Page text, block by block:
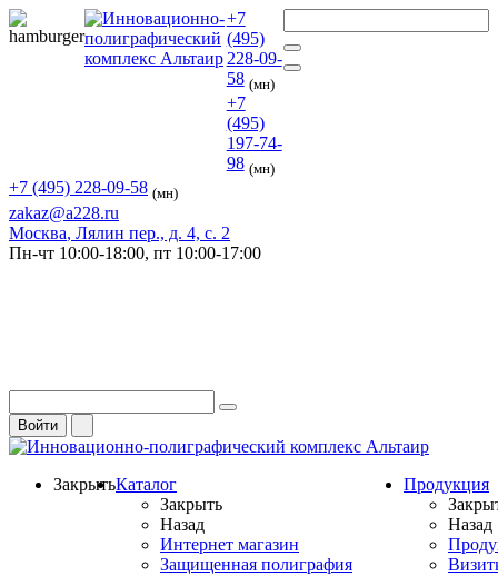
+7
(495)
228-09-
58 (мн)
+7
(495)
197-74-
98 (мн)
+7 (495) 228-09-58 (мн)
zakaz@a228.ru
Москва, Лялин пер., д. 4, с. 2
Пн-чт 10:00-18:00, пт 10:00-17:00
Войти
ЗакрытьКаталог
Закрыть
Назад
Интернет магазин
Защищенная полиграфия
Продукция
Назад